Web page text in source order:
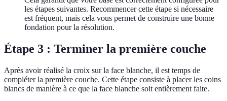
les étapes suivantes. Recommencer cette étape si nécessaire
est fréquent, mais cela vous permet de construire une bonne
fondation pour la résolution.
Étape 3 : Terminer la première couche
Après avoir réalisé la croix sur la face blanche, il est temps de
compléter la première couche. Cette étape consiste à placer les coins
blancs de manière à ce que la face blanche soit entièrement faite.